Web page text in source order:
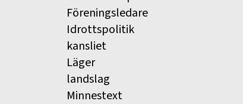
Föreningsledare
Idrottspolitik
kansliet
Läger
landslag
Minnestext